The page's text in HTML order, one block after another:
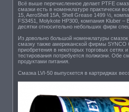
Всё выше перечисленное делает PTFE
смазки есть в номенклатуре практически
15, AeroShell 15A, Shell Grease 1499 ½,
FS3451, Molykote HP300, компания Kluber –
десятки относительно небольших фирм
Из довольно большой номенклатуры
смазку также американской фирмы SYNCO
приобретения в некоторых торговых
тестирования потребуется полжизни. Обе
продуктами питания.
Смазка LVI-50 выпускется в картриджах